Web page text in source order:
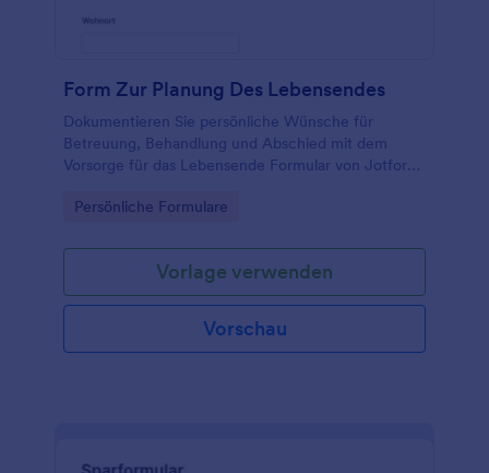
Form Zur Planung Des Lebensendes
Dokumentieren Sie persönliche Wünsche für
Betreuung, Behandlung und Abschied mit dem
Vorsorge für das Lebensende Formular von Jotform
Weitergabe an Vertrauenspersonen.
Go to Category:
Persönliche Formulare
Vorlage verwenden
Vorschau